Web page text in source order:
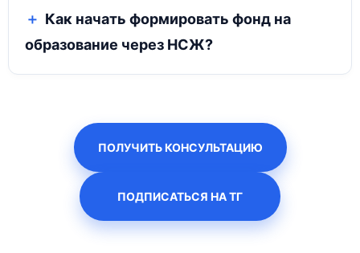
Как начать формировать фонд на
образование через НСЖ?
ПОЛУЧИТЬ КОНСУЛЬТАЦИЮ
ПОДПИСАТЬСЯ НА ТГ